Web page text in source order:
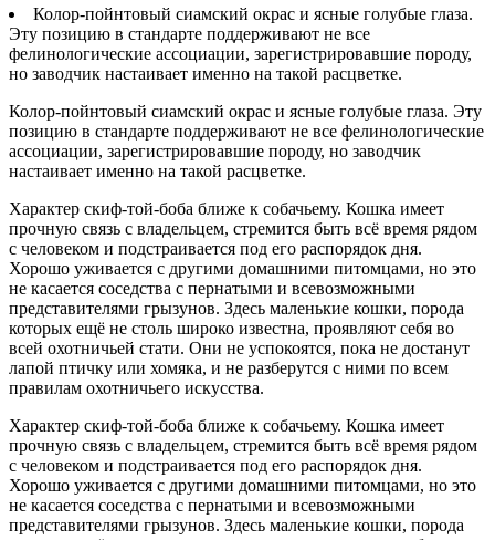
Колор-пойнтовый сиамский окрас и ясные голубые глаза.
Эту позицию в стандарте поддерживают не все
фелинологические ассоциации, зарегистрировавшие породу,
но заводчик настаивает именно на такой расцветке.
Колор-пойнтовый сиамский окрас и ясные голубые глаза. Эту
позицию в стандарте поддерживают не все фелинологические
ассоциации, зарегистрировавшие породу, но заводчик
настаивает именно на такой расцветке.
Характер скиф-той-боба ближе к собачьему. Кошка имеет
прочную связь с владельцем, стремится быть всё время рядом
с человеком и подстраивается под его распорядок дня.
Хорошо уживается с другими домашними питомцами, но это
не касается соседства с пернатыми и всевозможными
представителями грызунов. Здесь маленькие кошки, порода
которых ещё не столь широко известна, проявляют себя во
всей охотничьей стати. Они не успокоятся, пока не достанут
лапой птичку или хомяка, и не разберутся с ними по всем
правилам охотничьего искусства.
Характер скиф-той-боба ближе к собачьему. Кошка имеет
прочную связь с владельцем, стремится быть всё время рядом
с человеком и подстраивается под его распорядок дня.
Хорошо уживается с другими домашними питомцами, но это
не касается соседства с пернатыми и всевозможными
представителями грызунов. Здесь маленькие кошки, порода